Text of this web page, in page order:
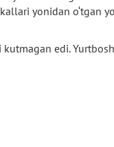
yonidan o‘tgan
kutmagan edi.